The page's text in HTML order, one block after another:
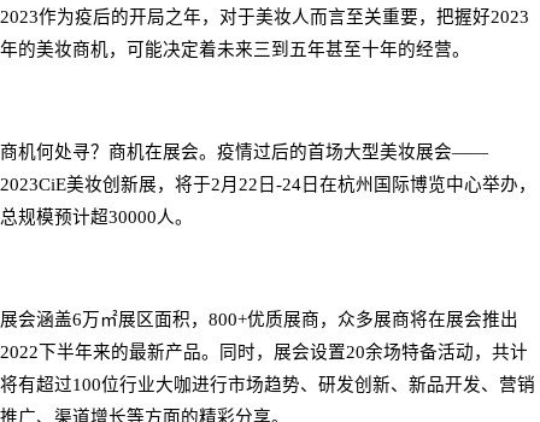
2023作为疫后的开局之年，对于美妆人而言至关重要，把握好2023
年的美妆商机，可能决定着未来三到五年甚至十年的经营。
商机何处寻？商机在展会。疫情过后的首场大型美妆展会——
2023CiE美妆创新展，将于2月 22 日 -24日在杭州国际博览中心举办，
总规模预计超30000人。
展会涵盖6万㎡展区面积， 800+优质展商，众多展商将在展会推出
2022下半年来的最新产品。同时，展会设置20余场特备活动，共计
将有超过100位行业大咖进行市场趋势、研发创新、新品开发、营销
推广、渠道增长等方面的精彩分享。